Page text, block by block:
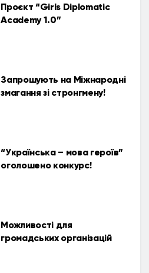
Проєкт “Girls Diplomatic
Academy 1.0”
Запрошують на Міжнародні
змагання зі стронгмену!
“Українська – мова героїв”
оголошено конкурс!
Можливості для
громадських організацій